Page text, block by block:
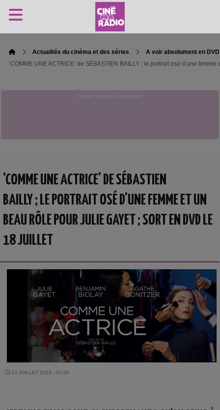
Actualités du cinéma et des séries
A voir absolument en
‘COMME UNE ACTRICE’ de SÉBASTIEN BAILLY ; le portrait osé d’une
Aucun player disponible
‘COMME UNE ACTRICE’ DE SÉBASTIEN
BAILLY ; LE PORTRAIT OSÉ D’UNE FEMME ET UN
BEAU RÔLE POUR JULIE GAYET ; SORT EN DVD LE
18 JUILLET
13 JUILLET 2023 - 07:00